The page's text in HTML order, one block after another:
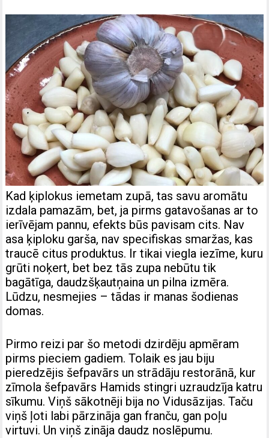
Kad ķiplokus iemetam zupā, tas savu aromātu
izdala pamazām, bet, ja pirms gatavošanas ar to
ierīvējam pannu, efekts būs pavisam cits. Nav
asa ķiploku garša, nav specifiskas smaržas, kas
traucē citus produktus. Ir tikai viegla iezīme, kuru
grūti noķert, bet bez tās zupa nebūtu tik
bagātīga, daudzšķautņaina un pilna izmēra.
Lūdzu, nesmejies – tādas ir manas šodienas
domas.
Pirmo reizi par šo metodi dzirdēju apmēram
pirms pieciem gadiem. Tolaik es jau biju
pieredzējis šefpavārs un strādāju restorānā, kur
zīmola šefpavārs Hamids stingri uzraudzīja katru
sīkumu. Viņš sākotnēji bija no Vidusāzijas. Taču
viņš ļoti labi pārzināja gan franču, gan poļu
virtuvi. Un viņš zināja daudz noslēpumu.